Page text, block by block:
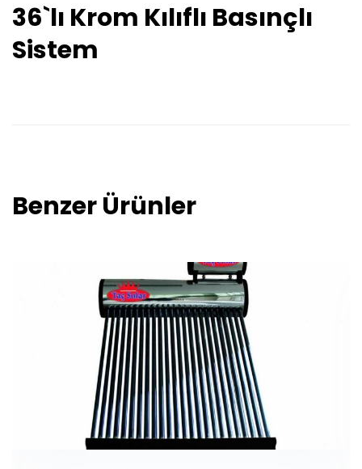
36`lı Krom Kılıflı Basınçlı
Sistem
Benzer Ürünler